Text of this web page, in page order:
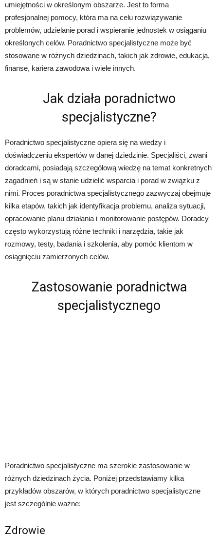
umiejętności w określonym obszarze. Jest to forma
profesjonalnej pomocy, która ma na celu rozwiązywanie
problemów, udzielanie porad i wspieranie jednostek w osiąganiu
określonych celów. Poradnictwo specjalistyczne może być
stosowane w różnych dziedzinach, takich jak zdrowie, edukacja,
finanse, kariera zawodowa i wiele innych.
Jak działa poradnictwo
specjalistyczne?
Poradnictwo specjalistyczne opiera się na wiedzy i
doświadczeniu ekspertów w danej dziedzinie. Specjaliści, zwani
doradcami, posiadają szczegółową wiedzę na temat konkretnych
zagadnień i są w stanie udzielić wsparcia i porad w związku z
nimi. Proces poradnictwa specjalistycznego zazwyczaj obejmuje
kilka etapów, takich jak identyfikacja problemu, analiza sytuacji,
opracowanie planu działania i monitorowanie postępów. Doradcy
często wykorzystują różne techniki i narzędzia, takie jak
rozmowy, testy, badania i szkolenia, aby pomóc klientom w
osiągnięciu zamierzonych celów.
Zastosowanie poradnictwa
specjalistycznego
Poradnictwo specjalistyczne ma szerokie zastosowanie w
różnych dziedzinach życia. Poniżej przedstawiamy kilka
przykładów obszarów, w których poradnictwo specjalistyczne
jest szczególnie ważne:
Zdrowie